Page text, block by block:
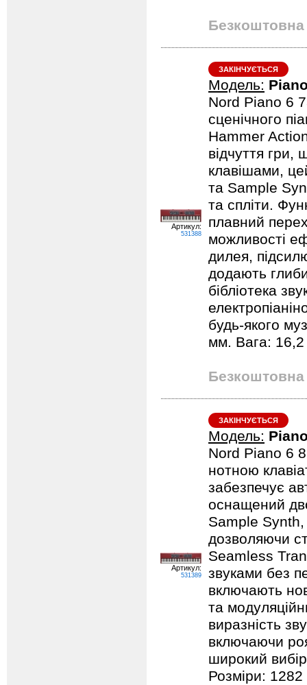
Безкоштовна
Артикул:
531388
ЗАКІНЧУЄТЬСЯ
Модель:
Nord Piano 6
сценічного
Hammer
відчуття гри,
клавішами,
та Sample
та спліти.
плавний
можливості
дилея,
додають
бібліотека
будь-якого
мм. Вага: 16,2
Безкоштовна
Артикул:
531389
ЗАКІНЧУЄТЬСЯ
Модель:
Nord Piano 6
нотною
забезпечує
оснащений
Sample
дозволяючи
Seamless
звуками без
включають
та
виразність
включаючи
широкий
Розміри: